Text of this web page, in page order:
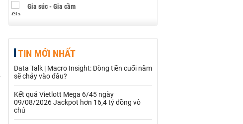
Gia súc - Gia cầm
Hạt điều
Khí đốt
Kim loại khác Mắc ca
TIN MỚI NHẤT
Data Talk | Macro Insight: Dòng tiền cuối năm
sẽ chảy vào đâu?
Kết quả Vietlott Mega 6/45 ngày
09/08/2026 Jackpot hơn 16,4 tỷ đồng vô
chủ